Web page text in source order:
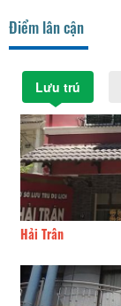
Điểm lân cận
Lưu trú
Hải Trân